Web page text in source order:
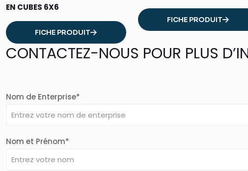
EN CUBES 6X6
FICHE PRODUIT
FICHE PRODUIT
CONTACTEZ-NOUS POUR PLUS
Nom de Enterprise*
Nom et Prénom*